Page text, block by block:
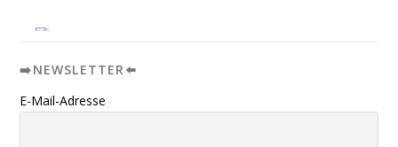
➡️NEWSLETTER⬅️
E-Mail-Adresse